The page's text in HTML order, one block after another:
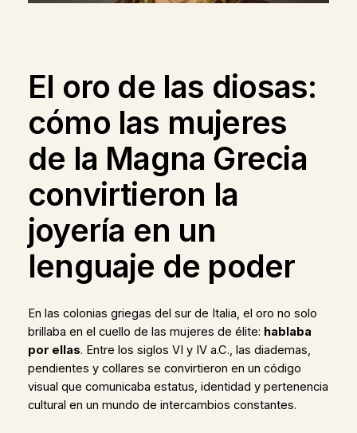
El oro de las diosas:
cómo las mujeres
de la Magna Grecia
convirtieron la
joyería en un
lenguaje de poder
En las colonias griegas del sur de Italia, el oro no solo
brillaba en el cuello de las mujeres de élite: hablaba
por ellas. Entre los siglos VI y IV a.C., las diademas,
pendientes y collares se convirtieron en un código
visual que comunicaba estatus, identidad y pertenencia
cultural en un mundo de intercambios constantes.